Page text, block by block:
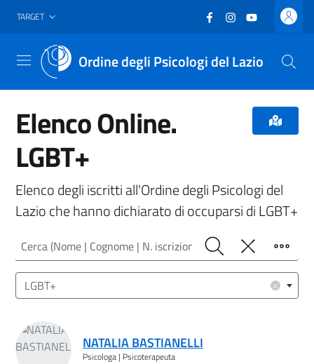
Vai al header
Vai al contenuto principale
Vai al footer
TARGET Facebook
(nuova scheda -
Instagram
(nuova scheda
YouTube
(nuova
Ordine degli Psicologi del Lazio
Menu
Elenco Online.
LGBT+
Elenco degli iscritti all'Ordine degli Psicologi del
Lazio che hanno dichiarato di occuparsi di LGBT+
Cerca (Nome | Cognome | N. iscrizione)
Cerca PulisciFiltro
Area/Target (Area Intervento | Target Utenza)
×
LGBT+
Risultati ricerca
NATALIA BASTIANELLI
Psicologa | Psicoterapeuta